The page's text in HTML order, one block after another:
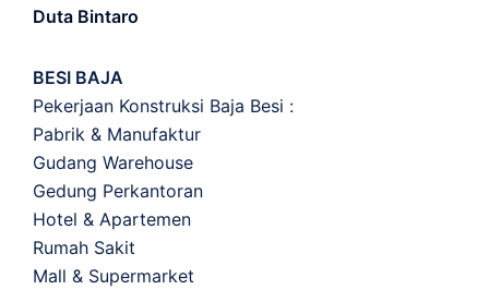
Duta Bintaro
BESI BAJA
Pekerjaan Konstruksi Baja Besi :
Pabrik & Manufaktur
Gudang Warehouse
Gedung Perkantoran
Hotel & Apartemen
Rumah Sakit
Mall & Supermarket